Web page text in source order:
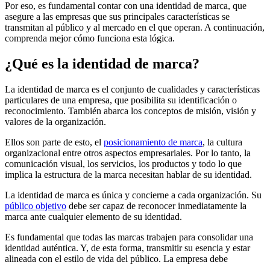
Por eso, es fundamental contar con una identidad de marca, que
asegure a las empresas que sus principales características se
transmitan al público y al mercado en el que operan. A continuación,
comprenda mejor cómo funciona esta lógica.
¿Qué es la identidad de marca?
La identidad de marca es el conjunto de cualidades y características
particulares de una empresa, que posibilita su identificación o
reconocimiento. También abarca los conceptos de misión, visión y
valores de la organización.
Ellos son parte de esto, el posicionamiento de marca, la cultura
organizacional entre otros aspectos empresariales. Por lo tanto, la
comunicación visual, los servicios, los productos y todo lo que
implica la estructura de la marca necesitan hablar de su identidad.
La identidad de marca es única y concierne a cada organización. Su
público objetivo debe ser capaz de reconocer inmediatamente la
marca ante cualquier elemento de su identidad.
Es fundamental que todas las marcas trabajen para consolidar una
identidad auténtica. Y, de esta forma, transmitir su esencia y estar
alineada con el estilo de vida del público. La empresa debe